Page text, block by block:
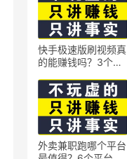
快手极速版刷视频真
的能赚钱吗？3个隐
外卖兼职跑哪个平台